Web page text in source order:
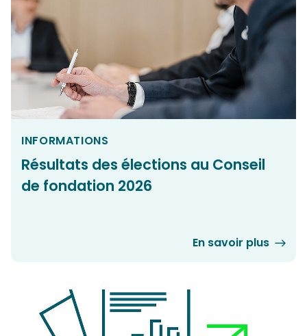
INFORMATIONS
Résultats des élections au Conseil
de fondation 2026
En savoir plus